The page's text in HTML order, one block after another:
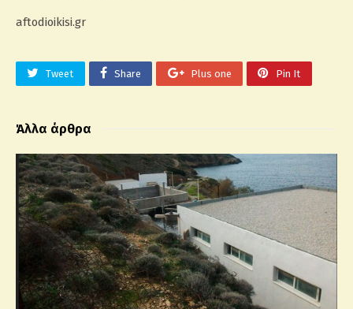
aftodioikisi.gr
Tweet Share Plus one Pin It
Άλλα άρθρα